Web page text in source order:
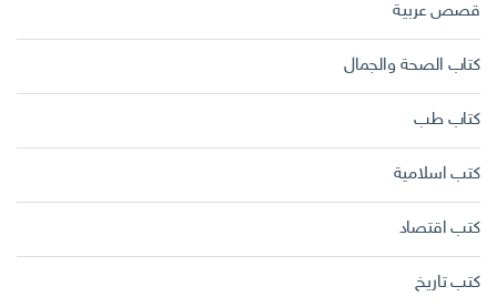
قصص عربية
كتاب الصحة والجمال
كتاب طب
كتب اسلامية
كتب اقتصاد
كتب تاريخ